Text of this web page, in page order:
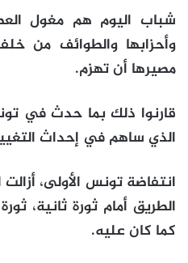
شباب اليوم هم مغول
وأحزابها والطوائف من
مصيرها أن تهزم.
قارنوا ذلك بما حدث في
الذي ساهم في إحداث
انتفاضة تونس الأولى،
الطريق أمام ثورة ثانية،
كما كان عليه.